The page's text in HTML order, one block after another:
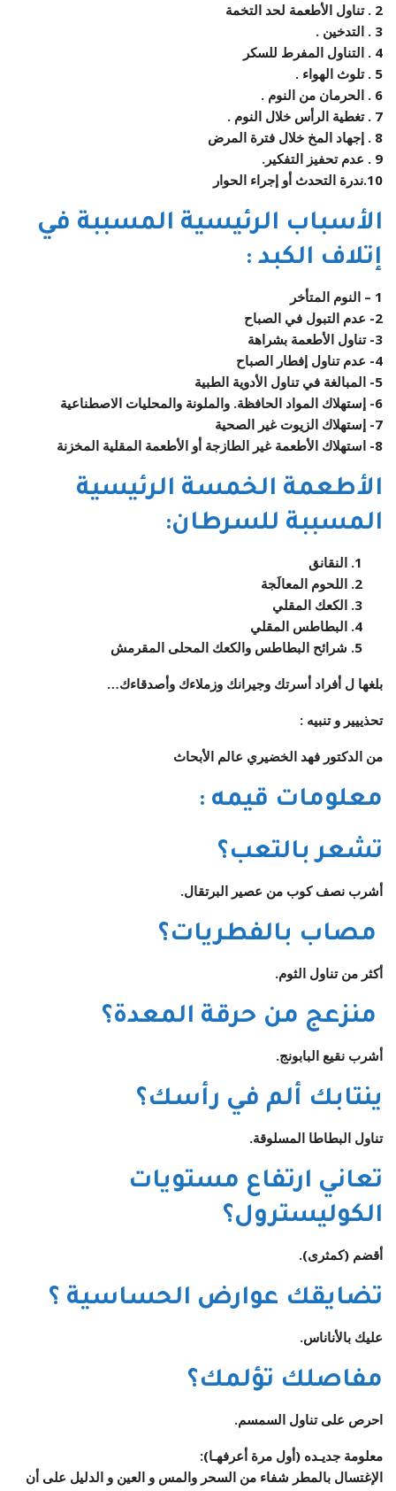
2 . تناول الأطعمة لحد التخمة
3 . التدخين .
4 . التناول المفرط للسكر
5 . تلوث الهواء .
6 . الحرمان من النوم .
7 . تغطية الرأس خلال النوم .
8 . إجهاد المخ خلال فترة المرض
9 . عدم تحفيز التفكير.
10.ندرة التحدث أو إجراء الحوار
الأسباب الرئيسية المسببة في
إتلاف الكبد :
1 – النوم المتأخر
2- عدم التبول في الصباح
3- تناول الأطعمة بشراهة
4- عدم تناول إفطار الصباح
5- المبالغة في تناول الأدوية الطبية
6- إستهلاك المواد الحافظة. والملونة والمحليات الاصطناعية
7- إستهلاك الزيوت غير الصحية
8- استهلاك الأطعمة غير الطازجة أو الأطعمة المقلية المخزنة
الأطعمة الخمسة الرئيسية
المسببة للسرطان:
النقانق
اللحوم المعالَجة
الكعك المقلي
البطاطس المقلي
شرائح البطاطس والكعك المحلى المقرمش
بلغها ل أفراد أسرتك وجيرانك وزملاءك وأصدقاءك…
تحذييير و تنبيه :
من الدكتور فهد الخضيري عالم الأبحاث
معلومات قيمه :
تشعر بالتعب؟
أشرب نصف كوب من عصير البرتقال.
مصاب بالفطريات؟
أكثر من تناول الثوم.
منزعج من حرقة المعدة؟
أشرب نقيع البابونج.
ينتابك ألم في رأسك؟
تناول البطاطا المسلوقة.
تعاني ارتفاع مستويات
الكوليسترول؟
أقضم (كمثرى).
تضايقك عوارض الحساسية ؟
عليك بالأناناس.
مفاصلك تؤلمك؟
احرص على تناول السمسم.
معلومة جديـده (أول مرة أعرفهـا):
الإغتسال بالمطر شفاء من السحر والمس و العين و الدليل على أن